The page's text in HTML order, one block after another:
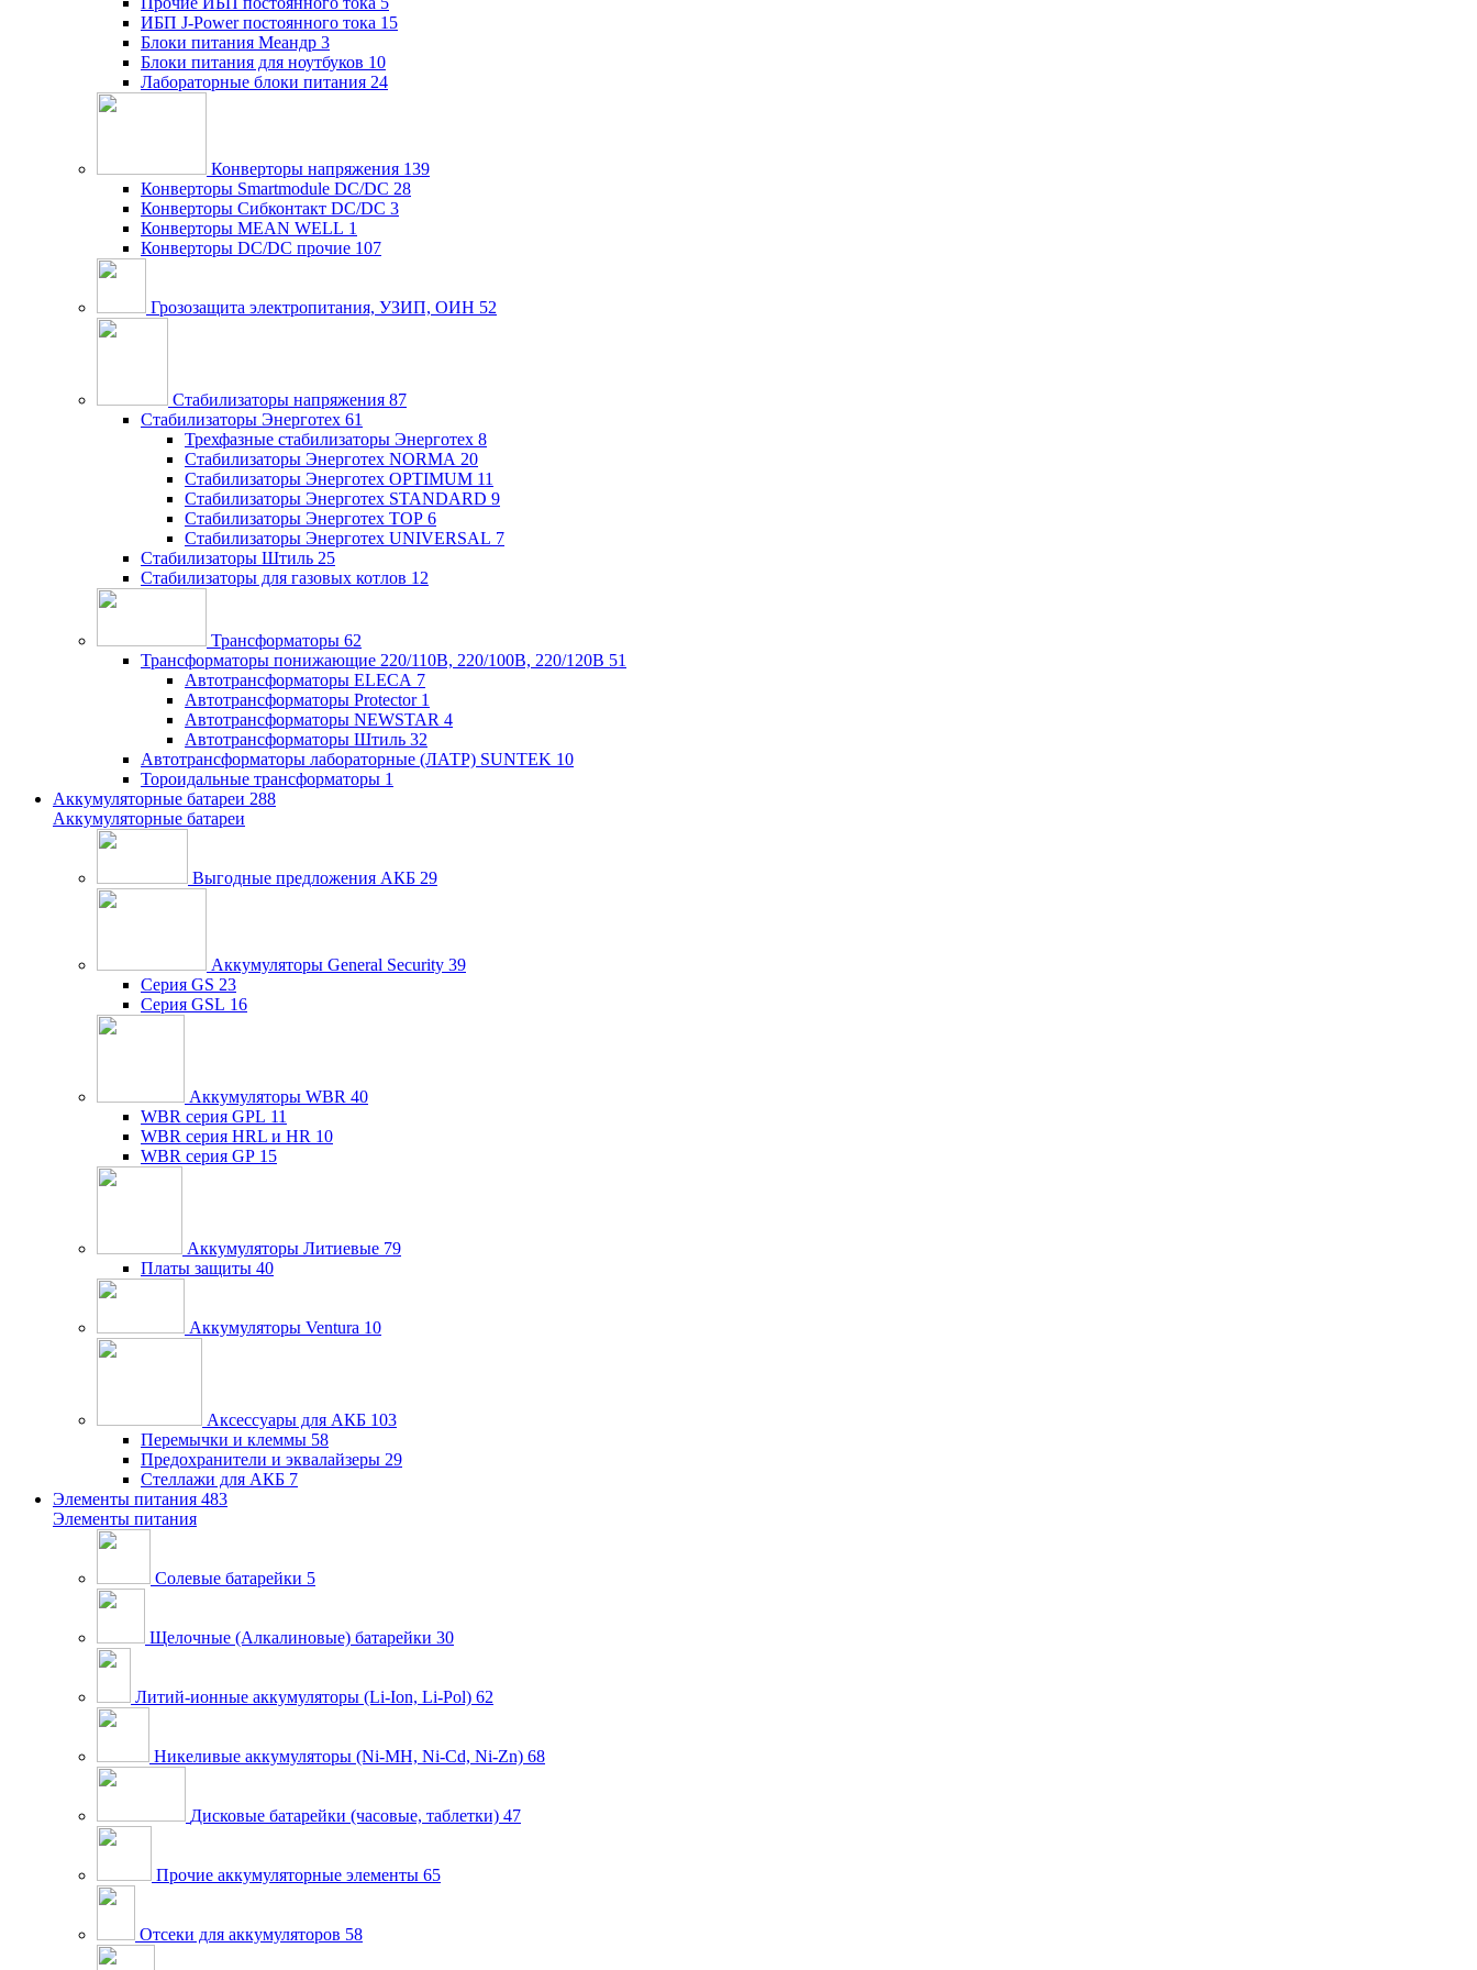
ИБП J-Power постоянного тока 15
Блоки питания Меандр 3
Блоки питания для ноутбуков 10
Лабораторные блоки питания 24
Конверторы напряжения 139
Конверторы Smartmodule DC/DC 28
Конверторы Сибконтакт DC/DC 3
Конверторы MEAN WELL 1
Конверторы DC/DC прочие 107
Грозозащита электропитания, УЗИП, ОИН 52
Стабилизаторы напряжения 87
Стабилизаторы Энерготех 61
Трехфазные стабилизаторы Энерготех 8
Стабилизаторы Энерготех NORMA 20
Стабилизаторы Энерготех OPTIMUM 11
Стабилизаторы Энерготех STANDARD 9
Стабилизаторы Энерготех TOP 6
Стабилизаторы Энерготех UNIVERSAL 7
Стабилизаторы Штиль 25
Стабилизаторы для газовых котлов 12
Трансформаторы 62
Трансформаторы понижающие 220/110В, 220/100В, 220/120В 51
Автотрансформаторы ELECA 7
Автотрансформаторы Protector 1
Автотрансформаторы NEWSTAR 4
Автотрансформаторы Штиль 32
Автотрансформаторы лабораторные (ЛАТР) SUNTEK 10
Тороидальные трансформаторы 1
Аккумуляторные батареи 288
Аккумуляторные батареи
Выгодные предложения АКБ 29
Аккумуляторы General Security 39
Серия GS 23
Серия GSL 16
Аккумуляторы WBR 40
WBR серия GPL 11
WBR серия HRL и HR 10
WBR серия GP 15
Аккумуляторы Литиевые 79
Платы защиты 40
Аккумуляторы Ventura 10
Аксессуары для АКБ 103
Перемычки и клеммы 58
Предохранители и эквалайзеры 29
Стеллажи для АКБ 7
Элементы питания 483
Элементы питания
Солевые батарейки 5
Щелочные (Алкалиновые) батарейки 30
Литий-ионные аккумуляторы (Li-Ion, Li-Pol) 62
Никеливые аккумуляторы (Ni-MH, Ni-Cd, Ni-Zn) 68
Дисковые батарейки (часовые, таблетки) 47
Прочие аккумуляторные элементы 65
Отсеки для аккумуляторов 58